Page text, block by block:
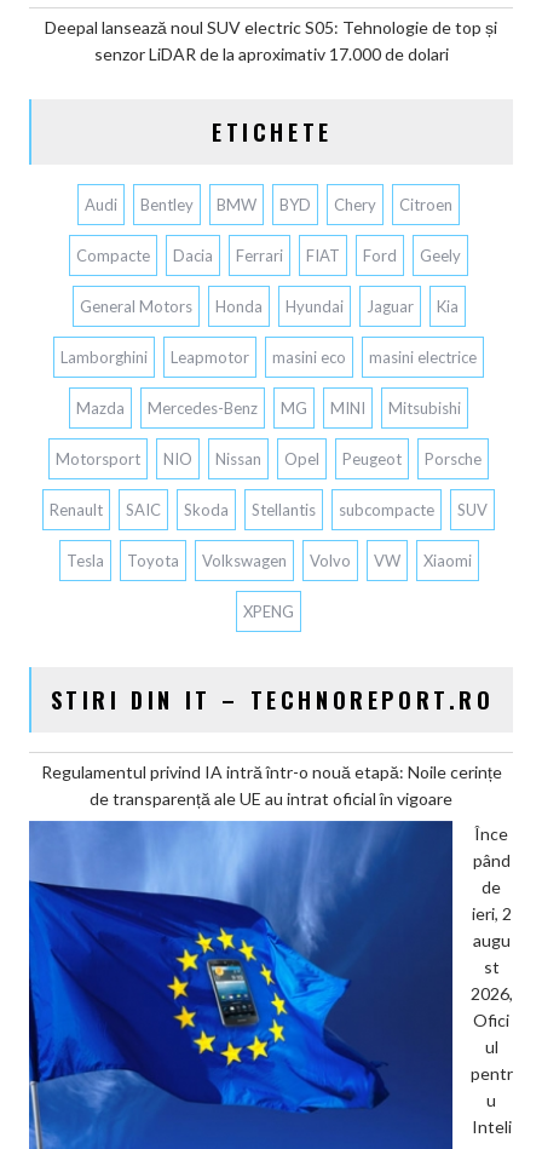
Deepal lansează noul SUV electric S05: Tehnologie de top și
senzor LiDAR de la aproximativ 17.000 de dolari
ETICHETE
Audi Bentley BMW BYD Chery Citroen
Compacte Dacia Ferrari FIAT Ford Geely
General Motors Honda Hyundai Jaguar Kia
Lamborghini Leapmotor masini eco masini electrice
Mazda Mercedes-Benz MG MINI Mitsubishi
Motorsport NIO Nissan Opel Peugeot Porsche
Renault SAIC Skoda Stellantis subcompacte SUV
Tesla Toyota Volkswagen Volvo VW Xiaomi
XPENG
STIRI DIN IT – TECHNOREPORT.RO
Regulamentul privind IA intră într-o nouă etapă: Noile cerințe
de transparență ale UE au intrat oficial în vigoare
Înce
pând
de
ieri, 2
augu
st
2026,
Ofici
ul
pentr
u
Inteli